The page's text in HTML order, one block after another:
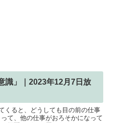
識」｜2023年12月7日放
くると、どうしても目の前の仕事
て、他の仕事がおろそかになって